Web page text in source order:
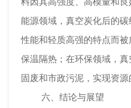
能源领域，真空炭化后的
性能和轻质高强的特点而
保温隔热；在环保领域，
固废和市政污泥，实现资源
六、结论与展望